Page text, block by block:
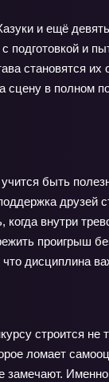
и ещё
подготовкой и
становятся
в полном
быть
друзей
внутри
проигрыш
дисциплина
строится
ломает
замечают.